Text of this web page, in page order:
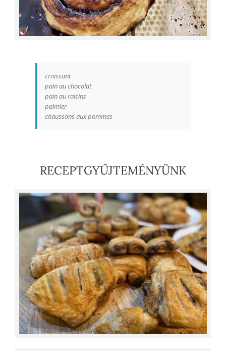
croissant
pain au chocolat
pain au raisins
palmier
chaussons aux pommes
RECEPTGYŰJTEMÉNYÜNK